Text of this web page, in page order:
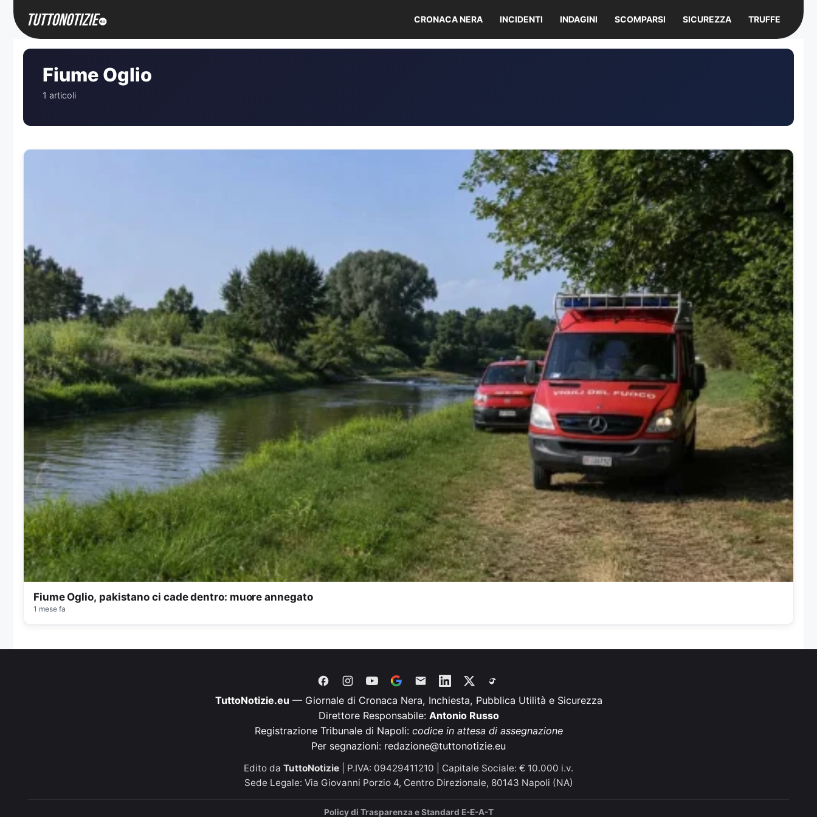
contenuto
CRONACA NERA INCIDENTI INDAGINI SCOMPARSI SICUREZZA TRUFFE
Fiume Oglio
1 articoli
Fiume Oglio, pakistano ci cade dentro: muore annegato
1 mese fa
TuttoNotizie.eu — Giornale di Cronaca Nera, Inchiesta, Pubblica Utilità e Sicurezza
Direttore Responsabile: Antonio Russo
Registrazione Tribunale di Napoli: codice in attesa di assegnazione
Per segnazioni: redazione@tuttonotizie.eu
Edito da TuttoNotizie
| P.IVA: 09429411210 | Capitale Sociale: € 10.000 i.v.
Sede Legale: Via Giovanni Porzio 4, Centro Direzionale, 80143 Napoli (NA)
Policy di Trasparenza e Standard E-E-A-T